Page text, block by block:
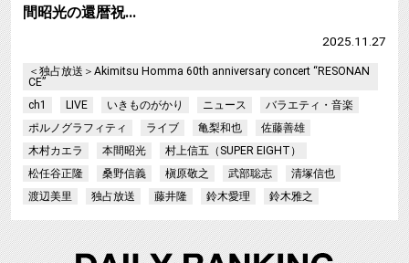
間昭光の還暦祝…
2025.11.27
＜独占放送＞Akimitsu Homma 60th anniversary concert “RESONAN
CE”
ch1
LIVE いきものがかり ニュース
バラエティ・音楽
ポルノグラフィティ
ライブ 亀梨和也
佐藤善雄
木村カエラ
本間昭光
村上信五（SUPER EIGHT）
松任谷正隆
桑野信義 槇原敬之 武部聡志
清塚信也
渡辺美里
独占放送 藤井隆 鈴木愛理 鈴木雅之